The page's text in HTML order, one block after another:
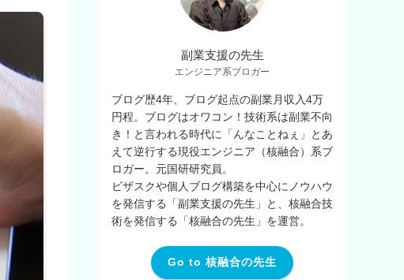
副業支援の先生
エンジニア系ブロガー
ブログ歴4年、ブログ起点の副業月収入4万
円程。ブログはオワコン！技術系は副業不向
き！と言われる時代に「んなことねぇ」とあ
えて逆行する現役エンジニア（核融合）系ブ
ロガー。元国研研究員。
ビザスクや個人ブログ構築を中心にノウハウ
を発信する「副業支援の先生」と、核融合技
術を発信する「核融合の先生」を運営。
Go to 核融合の先生